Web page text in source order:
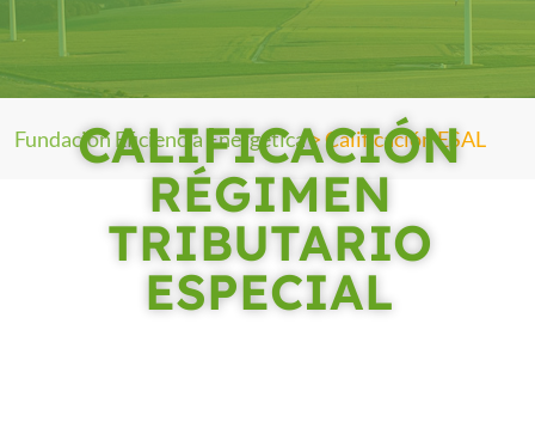
Fundación Eficiencia Energética>Calificación ESAL
CALIFICACIÓN
RÉGIMEN
TRIBUTARIO
ESPECIAL